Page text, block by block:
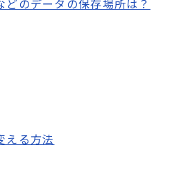
える方法